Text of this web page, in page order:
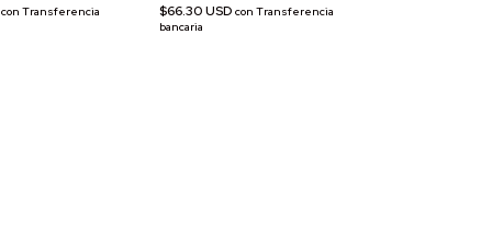
con Transferencia
$66.30 USD con Transferencia
bancaria